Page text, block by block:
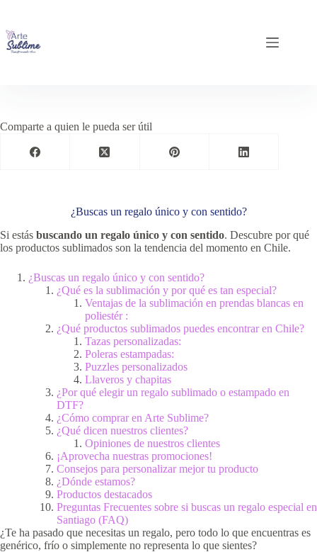
Comparte a quien le pueda ser útil
¿Buscas un regalo único y con sentido?
Si estás buscando un regalo único y con sentido. Descubre por qué
los productos sublimados son la tendencia del momento en Chile.
¿Buscas un regalo único y con sentido?
¿Qué es la sublimación y por qué es tan especial?
Ventajas de la sublimación en prendas blancas en
poliestér :
¿Qué productos sublimados puedes encontrar en Chile?
Tazas personalizadas:
Poleras estampadas:
Puzzles personalizados
Llaveros y chapitas
¿Por qué elegir un regalo sublimado o estampado en
DTF?
¿Cómo comprar en Arte Sublime?
¿Qué dicen nuestros clientes?
Opiniones de nuestros clientes
¡Aprovecha nuestras promociones!
Consejos para personalizar mejor tu producto
¿Dónde estamos?
Productos destacados
Preguntas Frecuentes sobre si buscas un regalo especial en
Santiago (FAQ)
¿Te ha pasado que necesitas un regalo, pero todo lo que encuentras es
genérico, frío o simplemente no representa lo que sientes?